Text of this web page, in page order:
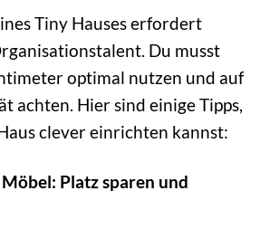
Tiny Hauses erfordert
Du musst
optimal nutzen und auf
achten. Hier sind einige Tipps,
clever einrichten kannst:
Platz sparen und